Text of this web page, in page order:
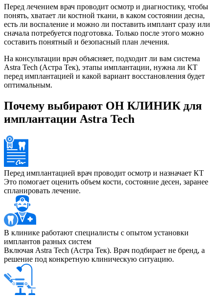
Перед лечением врач проводит осмотр и диагностику, чтобы
понять, хватает ли костной ткани, в каком состоянии десна,
есть ли воспаление и можно ли поставить имплант сразу или
сначала потребуется подготовка. Только после этого можно
составить понятный и безопасный план лечения.
На консультации врач объясняет, подходит ли вам система
Astra Tech (Астра Тек), этапы имплантации, нужна ли КТ
перед имплантацией и какой вариант восстановления будет
оптимальным.
Почему выбирают ОН КЛИНИК для
имплантации Astra Tech
Перед имплантацией врач проводит осмотр и назначает КТ
Это помогает оценить объем кости, состояние десен, заранее
спланировать лечение.
В клинике работают специалисты с опытом установки
имплантов разных систем
Включая Astra Tech (Астра Тек). Врач подбирает не бренд, а
решение под конкретную клиническую ситуацию.